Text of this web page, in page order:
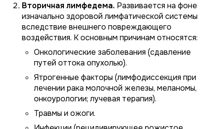
Вторичная лимфедема. Развивается на фоне
изначально здоровой лимфатической системы
вследствие внешнего повреждающего
воздействия. К основным причинам относятся:
Онкологические заболевания (сдавление
путей оттока опухолью).
Ятрогенные факторы (лимфодиссекция при
лечении рака молочной железы, меланомы,
онкоурологии; лучевая терапия).
Травмы и ожоги.